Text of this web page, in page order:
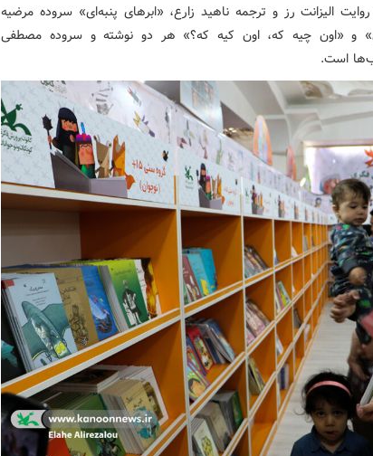
الیزانت رز و ترجمه ناهید زارع، «ابرهای پنبه‌ای» سروده مرضیه
و «اون چیه که، اون کیه که؟» هر دو نوشته و سروده مصطفی
است.